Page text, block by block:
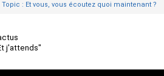
Topic : Et vous, vous écoutez quoi maintenant ?
j'attends"